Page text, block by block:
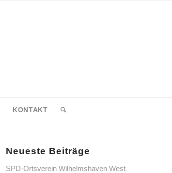
KONTAKT
Neueste Beiträge
SPD-Ortsverein Wilhelmshaven West